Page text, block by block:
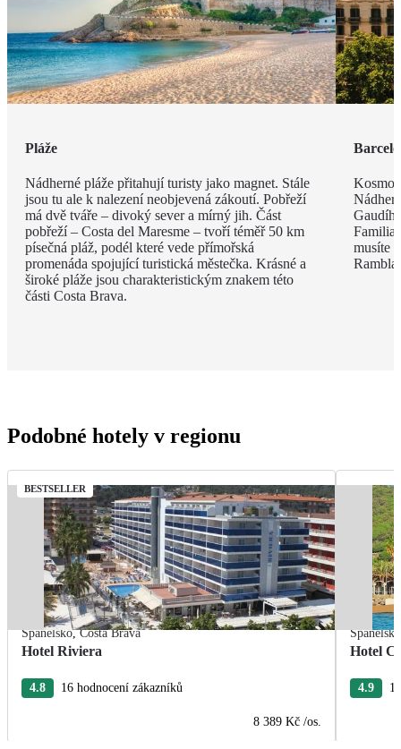
Pláže
Nádherné pláže přitahují turisty jako magnet. Stále
jsou tu ale k nalezení neobjevená zákoutí. Pobřeží
má dvě tváře – divoký sever a mírný jih. Část
pobřeží – Costa del Maresme – tvoří téměř 50 km
písečná pláž, podél které vede přímořská
promenáda spojující turistická městečka. Krásné a
široké pláže jsou charakteristickým znakem této
části Costa Brava.
Familia
musíte
Podobné hotely v regionu
BESTSELLER
Španělsko,Costa Brava
Hotel Riviera
4.8 16 hodnocení zákazníků
8 389 Kč /os.
Španělsko
Hotel
4.9